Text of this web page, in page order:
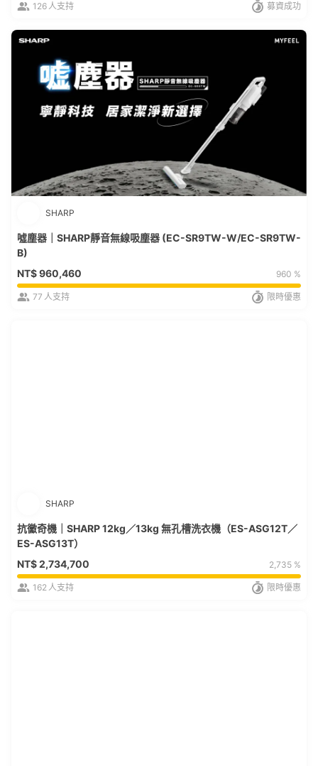
126 人支持 募資成功
SHARP
噓塵器｜SHARP靜音無線吸塵器 (EC-SR9TW-W/EC-SR9TW-
B)
NT$960,460 960 %
77 人支持 限時優惠
SHARP
抗黴奇機｜SHARP 12kg／13kg 無孔槽洗衣機（ES-ASG12T／
ES-ASG13T）
NT$2,734,700 2,735 %
162 人支持 限時優惠